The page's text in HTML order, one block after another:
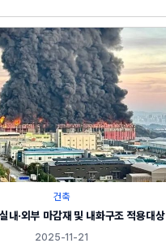
건축
내·외부 마감재 및 내화구조 적용대상
2025-11-21